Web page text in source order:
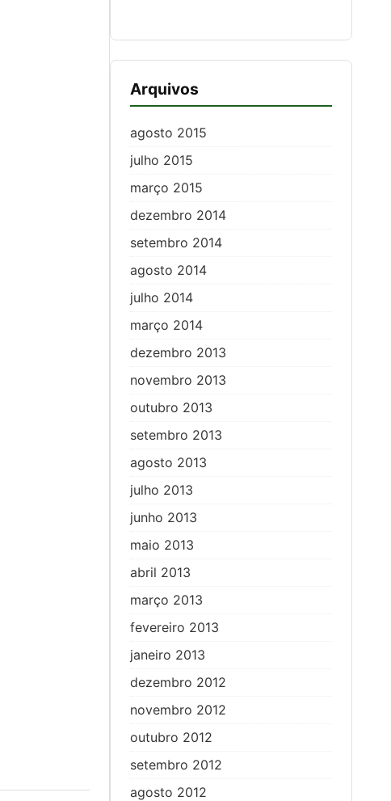
Arquivos
agosto 2015
julho 2015
março 2015
dezembro 2014
setembro 2014
agosto 2014
julho 2014
março 2014
dezembro 2013
novembro 2013
outubro 2013
setembro 2013
agosto 2013
julho 2013
junho 2013
maio 2013
abril 2013
março 2013
fevereiro 2013
janeiro 2013
dezembro 2012
novembro 2012
outubro 2012
setembro 2012
agosto 2012